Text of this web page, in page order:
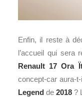
Enfin, il reste à
l’accueil qui sera
Renault 17 Ora
concept-car aura-
Legend de 2018 ?